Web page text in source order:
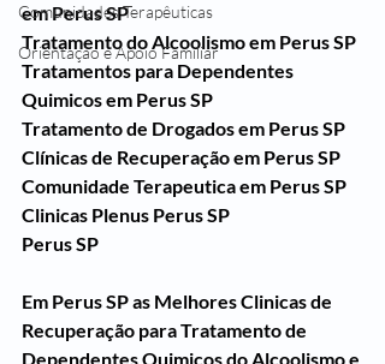
Comunidades Terapêuticas
Orientação e Apoio Familiar
em Perus SP
Tratamento do Alcoolismo em Perus SP
Tratamentos para Dependentes
Quimicos em Perus SP
Tratamento de Drogados em Perus SP
Clínicas de Recuperação em Perus SP
Comunidade Terapeutica em Perus SP
Clinicas Plenus Perus SP
Perus SP
Em Perus SP as Melhores Clinicas de
Recuperação para Tratamento de
Dependentes Quimicos do Alcoolismo e